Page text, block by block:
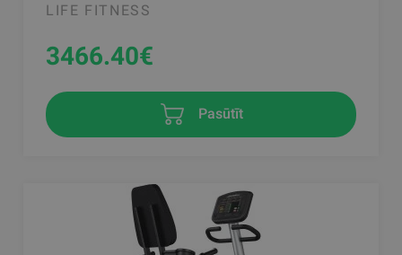
LIFE FITNESS
3466.40€
Pasūtīt